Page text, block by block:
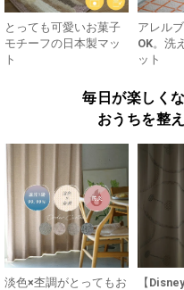
とっても可愛いお菓子
モチーフの日本製マッ
ト
アレル
OK。洗
ット
毎日が楽しく
おうちを整
淡色×杢調がとってもお
【